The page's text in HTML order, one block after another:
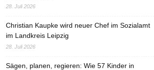
28. Juli 2026
Christian Kaupke wird neuer Chef im Sozialamt
im Landkreis Leipzig
28. Juli 2026
Sägen, planen, regieren: Wie 57 Kinder in